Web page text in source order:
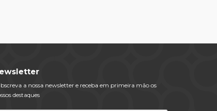
a nossa newsletter e receba em primeira mão os
destaques